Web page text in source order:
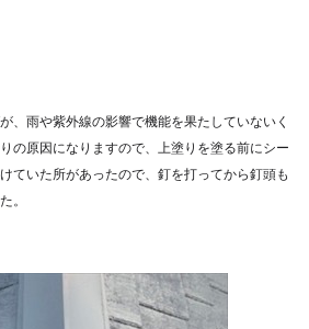
、雨や紫外線の影響で機能を果たしていないく
の原因になりますので、上塗りを塗る前にシー
ていた所があったので、釘を打ってから釘頭も
。